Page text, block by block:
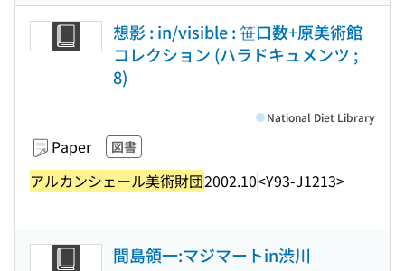
想影 : in/visible : 笹口数+原美術館
コレクション (ハラドキュメンツ ;
8)
Paper 図書
アルカンシェール美術財団2002.10<Y93-J1213>
National Diet Library
間島領一:マジマートin渋川